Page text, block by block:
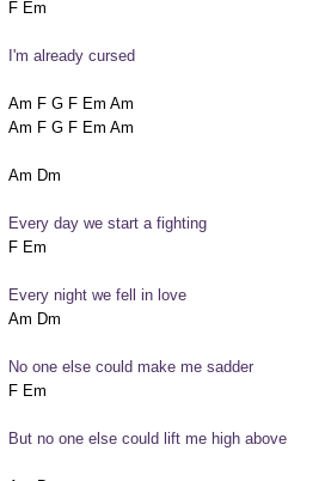
I'm already cursed
Am F G F Em Am
Am F G F Em Am
Every day we start a fighting
Every night we fell in love
No one else could make me sadder
But no one else could lift me high above